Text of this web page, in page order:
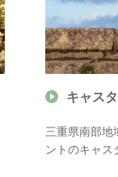
キャス
三重県南部地
ントのキャス